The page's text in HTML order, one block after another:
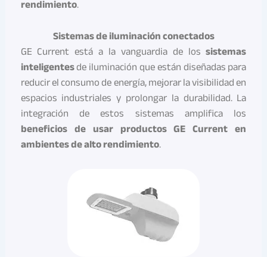
rendimiento.
Sistemas de iluminación conectados
GE Current está a la vanguardia de lossistemas
inteligentesde iluminación que están diseñadas para
reducir el consumo de energía, mejorar la visibilidad en
espacios industriales y prolongar la durabilidad. La
integración de estos sistemas amplifica los
beneficios de usar productos GE Current en
ambientes de alto rendimiento.